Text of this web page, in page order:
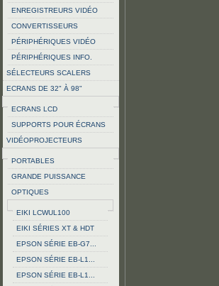
ENREGISTREURS VIDÉO
CONVERTISSEURS
PÉRIPHÉRIQUES VIDÉO
PÉRIPHÉRIQUES INFO.
SÉLECTEURS SCALERS
ECRANS DE 32" À 98"
ECRANS LCD
SUPPORTS POUR ÉCRANS
VIDÉOPROJECTEURS
PORTABLES
GRANDE PUISSANCE
OPTIQUES
EIKI LCWUL100
EIKI SÉRIES XT & HDT
EPSON SÉRIE EB-G7...
EPSON SÉRIE EB-L1...
EPSON SÉRIE EB-L1...